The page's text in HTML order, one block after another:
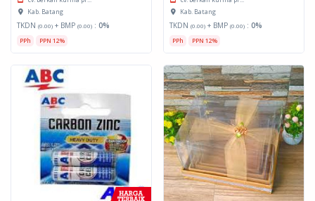
Kab. Batang
TKDN (0.00) + BMP (0.00) : 0%
PPh PPN 12%
Kab. Batang
TKDN (0.00) + BMP (0.00) : 0%
PPh PPN 12%